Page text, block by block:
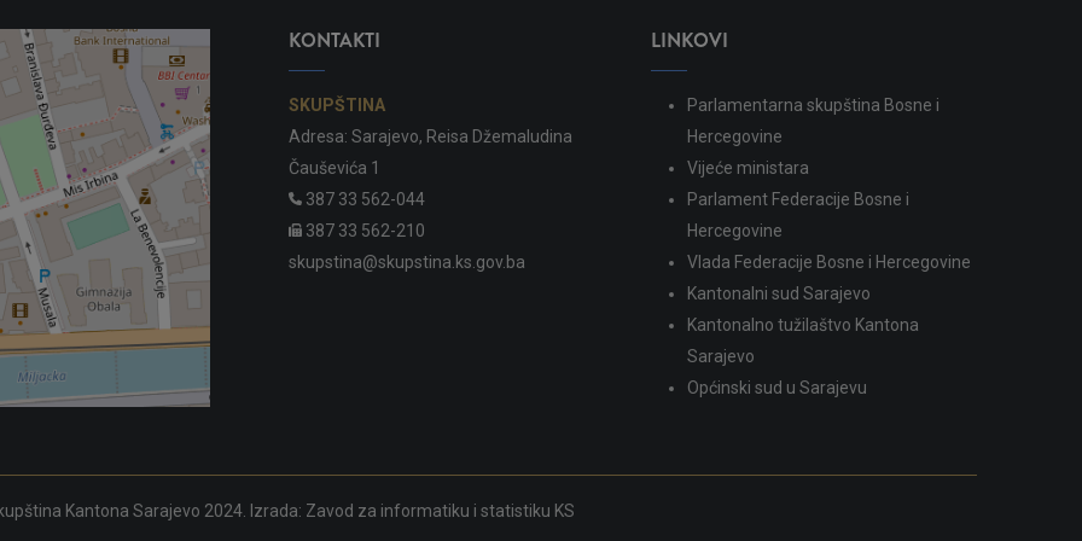
KONTAKTI
SKUPŠTINA
Adresa: Sarajevo, Reisa Džemaludina
Čauševića 1
387 33 562-044
387 33 562-210
skupstina@skupstina.ks.gov.ba
LINKOVI
Parlamentarna skupština Bosne i
Hercegovine
Vijeće ministara
Parlament Federacije Bosne i
Hercegovine
Vlada Federacije Bosne i Hercegovine
Kantonalni sud Sarajevo
Kantonalno tužilaštvo Kantona
Sarajevo
Općinski sud u Sarajevu
Kantona Sarajevo 2024. Izrada: Zavod za informatiku i statistiku KS